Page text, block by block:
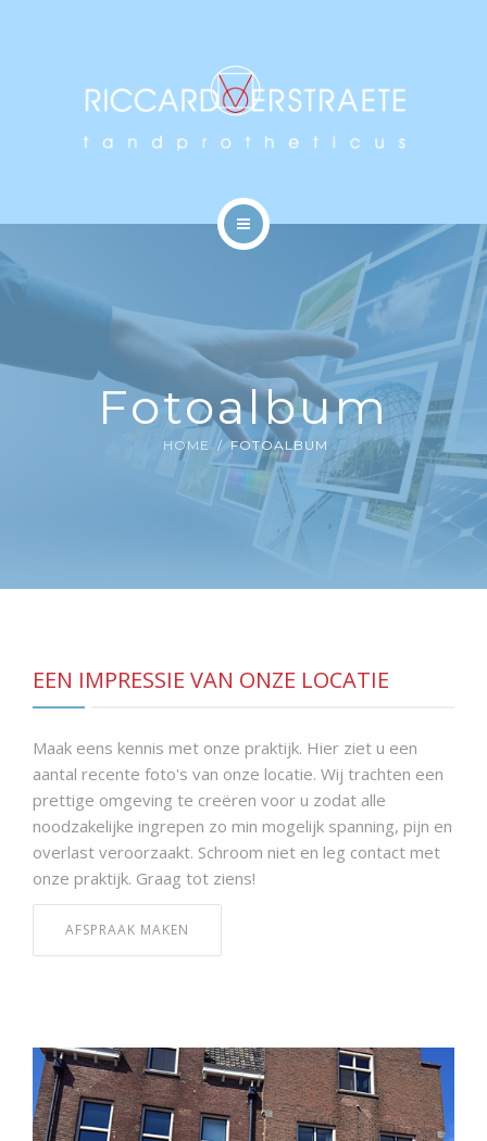
DE PRAKTIJK
VERGOEDINGENFotoalbum
HOME FOTOALBUM
EEN IMPRESSIE VAN ONZE LOCATIE
Maak eens kennis met onze praktijk. Hier ziet u een
aantal recente foto's van onze locatie. Wij trachten een
prettige omgeving te creëren voor u zodat alle
noodzakelijke ingrepen zo min mogelijk spanning, pijn en
overlast veroorzaakt. Schroom niet en leg contact met
onze praktijk. Graag tot ziens!
AFSPRAAK MAKEN